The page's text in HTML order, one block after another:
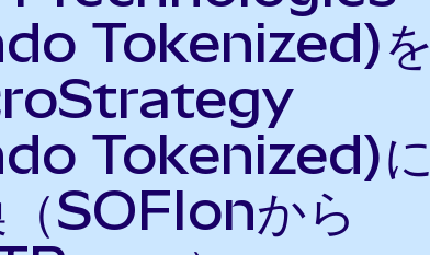
Tokenized)を
Tokenized)に
SOFIonから